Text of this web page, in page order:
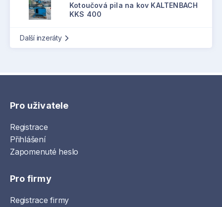
Kotoučová pila na kov KALTENBACH
KKS 400
Další inzeráty
Pro uživatele
Registrace
Přihlášení
Zapomenuté heslo
Pro firmy
Registrace firmy